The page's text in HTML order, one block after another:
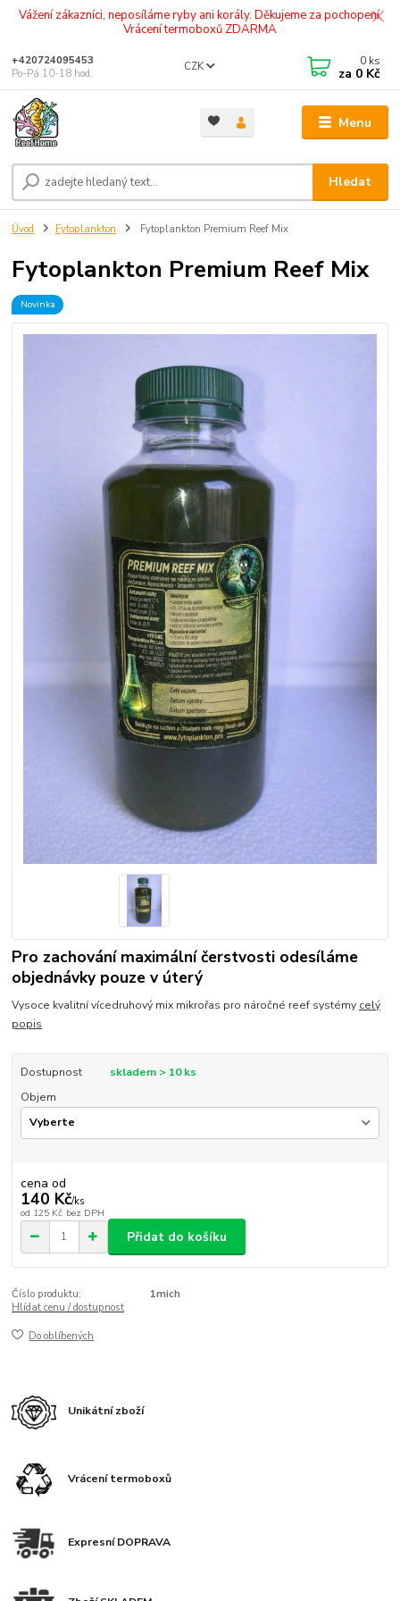
Vážení zákazníci, neposíláme ryby ani korály. Děkujeme za pochopení.
Vrácení termoboxů ZDARMA
Menu
CZK
Hledat
+420724095453
Po-Pá 10-18 hod.
0 ks
za 0 Kč
Úvod Fytoplankton Fytoplankton Premium Reef Mix
Fytoplankton Premium Reef Mix
Novinka
Pro zachování maximální čerstvosti odesíláme
objednávky pouze v úterý
Vysoce kvalitní vícedruhový mix mikrořas pro náročné reef systémy celý
popis
Dostupnost
skladem > 10 ks
Objem
cena od
140 Kč/ks
od 125 Kč bez DPH
Přidat do košíku
Číslo produktu:
1mich
Hlídat cenu / dostupnost
Do oblíbených
Unikátní zboží
Vrácení termoboxů
Expresní DOPRAVA